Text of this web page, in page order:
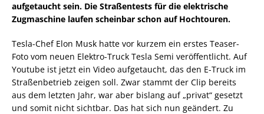
aufgetaucht sein. Die Straßentests für die elektrische
Zugmaschine laufen scheinbar schon auf Hochtouren.
Tesla-Chef Elon Musk hatte vor kurzem ein erstes Teaser-
Foto vom neuen Elektro-Truck Tesla Semi veröffentlicht. Auf
Youtube ist jetzt ein Video aufgetaucht, das den E-Truck im
Straßenbetrieb zeigen soll. Zwar stammt der Clip bereits
aus dem letzten Jahr, war aber bislang auf „privat“ gesetzt
und somit nicht sichtbar. Das hat sich nun geändert. Zu